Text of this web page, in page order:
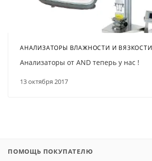
АНАЛИЗАТОРЫ ВЛАЖНОСТИ И ВЯЗКОСТИ
13 октября 2017
Анализаторы от AND теперь у нас !
ПОМОЩЬ ПОКУПАТЕЛЮ